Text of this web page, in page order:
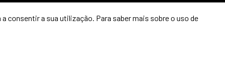
consentir a sua utilização. Para saber mais sobre o uso de